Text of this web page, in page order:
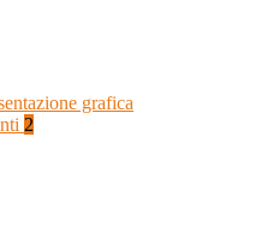
grafica
2